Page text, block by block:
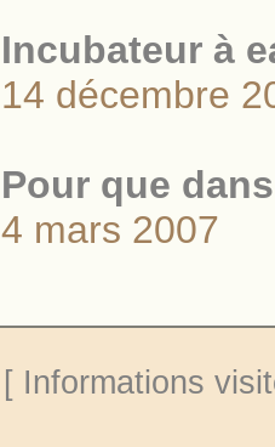
Incubateur à
14 décembre
Pour que
4 mars 2007
[ Informations